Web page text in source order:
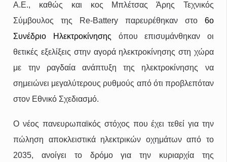
A.E., καθώς και κος Μπλέτσας Άρης Τεχνικός
Σύμβουλος της Re-Battery παρευρέθηκαν στο 6ο
Συνέδριο Ηλεκτροκίνησης όπου επισυμάνθηκαν οι
θετικές εξελίξεις στην αγορά ηλεκτροκίνησης στη χώρα
με την ραγδαία ανάπτυξη της ηλεκτροκίνησης να
σημειώνει μεγαλύτερους ρυθμούς από ότι προβλεπόταν
στον Εθνικό Σχεδιασμό.
Ο νέος πανευρωπαϊκός στόχος που έχει τεθεί για την
πώληση αποκλειστικά ηλεκτρικών οχημάτων από το
2035, ανοίγει το δρόμο για την κυριαρχία της